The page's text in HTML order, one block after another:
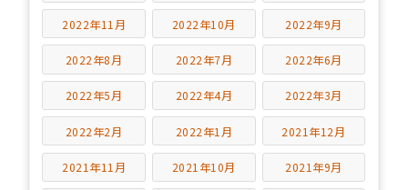
2022年11月 2022年10月 2022年9月
2022年8月 2022年7月 2022年6月
2022年5月 2022年4月 2022年3月
2022年2月 2022年1月 2021年12月
2021年11月 2021年10月 2021年9月